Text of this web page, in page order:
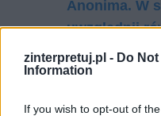
zinterpretuj.pl - Do
Information
If you wish to opt-out of
Anonima. W
uwzględnij
Pieśń o
opracowania